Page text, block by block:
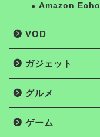
Amazon Echo
VOD
ガジェット
グルメ
ゲーム